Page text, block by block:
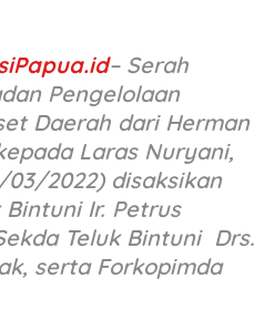
– Serah
Pengelolaan
Daerah dari Herman
Laras Nuryani,
03/2022) disaksikan
Ir. Petrus
Teluk Bintuni Drs.
serta Forkopimda